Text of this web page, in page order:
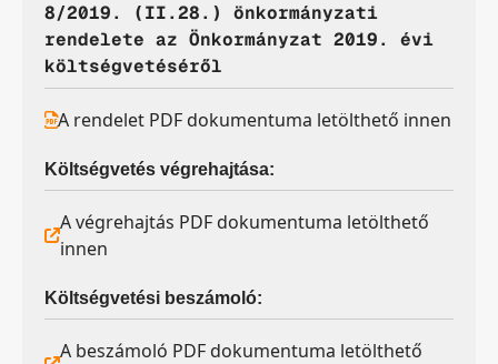
8/2019. (II.28.) önkormányzati
rendelete az Önkormányzat 2019. évi
költségvetéséről
A rendelet PDF dokumentuma letölthető innen
Költségvetés végrehajtása:
A végrehajtás PDF dokumentuma letölthető
innen
Költségvetési beszámoló:
A beszámoló PDF dokumentuma letölthető